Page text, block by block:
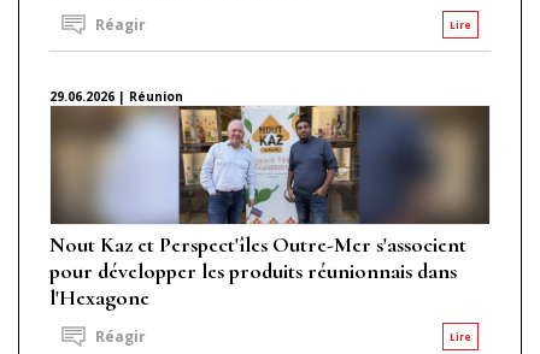
Lire
Réagir
29.06.2026 | Réunion
Nout Kaz et Perspect'îles Outre-Mer s'associent
pour développer les produits réunionnais dans
l'Hexagone
Lire
Réagir